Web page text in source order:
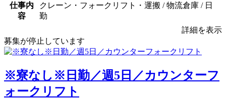
仕事内
容
クレーン・フォークリフト・運搬 / 物流倉庫 / 日
勤
詳細を表示
募集が停止しています
※寮なし※日勤／週5日／カウンターフ
ォークリフト